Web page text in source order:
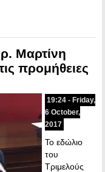
Μαρτίνη
προμήθειες
19:24 - Friday,
6 October,
2017
Το εδώλιο
του
Τριμελούς